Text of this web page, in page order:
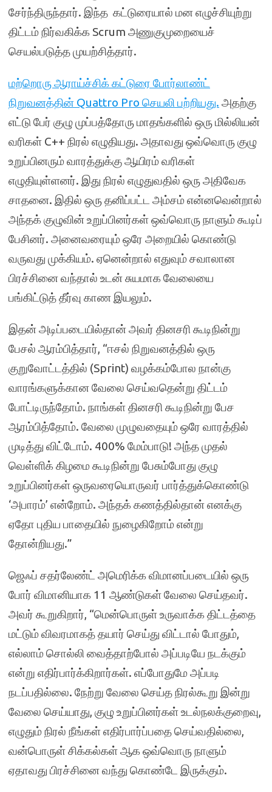
சேர்ந்திருந்தார். இந்த கட்டுரையால் மன எழுச்சியுற்று
திட்டம் நிர்வகிக்க Scrum அணுகுமுறையைச்
செயல்படுத்த முயற்சித்தார்.
மற்றொரு ஆராய்ச்சிக் கட்டுரை போர்லாண்ட்
நிறுவனத்தின் Quattro Pro செயலி பற்றியது. அதற்கு
எட்டு பேர் குழு முப்பத்தோரு மாதங்களில் ஒரு மில்லியன்
வரிகள் C++ நிரல் எழுதியது. அதாவது ஒவ்வொரு குழு
உறுப்பினரும் வாரத்துக்கு ஆயிரம் வரிகள்
எழுதியுள்ளனர். இது நிரல் எழுதுவதில் ஒரு அதிவேக
சாதனை. இதில் ஒரு தனிப்பட்ட அம்சம் என்னவென்றால்
அந்தக் குழுவின் உறுப்பினர்கள் ஒவ்வொரு நாளும் கூடிப்
பேசினர். அனைவரையும் ஒரே அறையில் கொண்டு
வருவது முக்கியம். ஏனென்றால் எதுவும் சவாலான
பிரச்சினை வந்தால் உடன் சுயமாக வேலையை
பங்கிட்டுத் தீர்வு காண இயலும்.
இதன் அடிப்படையில்தான் அவர் தினசரி கூடிநின்று
பேசல் ஆரம்பித்தார், “ஈசல் நிறுவனத்தில் ஒரு
குறுவோட்டத்தில் (Sprint) வழக்கம்போல நான்கு
வாரங்களுக்கான வேலை செய்வதென்று திட்டம்
போட்டிருந்தோம். நாங்கள் தினசரி கூடிநின்று பேச
ஆரம்பித்தோம். வேலை முழுவதையும் ஒரே வாரத்தில்
முடித்து விட்டோம். 400% மேம்பாடு! அந்த முதல்
வெள்ளிக் கிழமை கூடிநின்று பேசும்போது குழு
உறுப்பினர்கள் ஒருவரையொருவர் பார்த்துக்கொண்டு
‘அபாரம்’ என்றோம். அந்தக் கணத்தில்தான் எனக்கு
ஏதோ புதிய பாதையில் நுழைகிறோம் என்று
தோன்றியது.”
ஜெஃப் சதர்லேண்ட் அமெரிக்க விமானப்படையில் ஒரு
போர் விமானியாக 11 ஆண்டுகள் வேலை செய்தவர்.
அவர் கூறுகிறார், “மென்பொருள் உருவாக்க திட்டத்தை
மட்டும் விவரமாகத் தயார் செய்து விட்டால் போதும்,
எல்லாம் சொல்லி வைத்தாற்போல் அப்படியே நடக்கும்
என்று எதிர்பார்க்கிறார்கள். எப்போதுமே அப்படி
நடப்பதில்லை. நேற்று வேலை செய்த நிரல்கூறு இன்று
வேலை செய்யாது, குழு உறுப்பினர்கள் உடல்நலக்குறைவு,
எழுதும் நிரல் நீங்கள் எதிர்பார்ப்பதை செய்வதில்லை,
வன்பொருள் சிக்கல்கள் ஆக ஒவ்வொரு நாளும்
ஏதாவது பிரச்சினை வந்து கொண்டே இருக்கும்.